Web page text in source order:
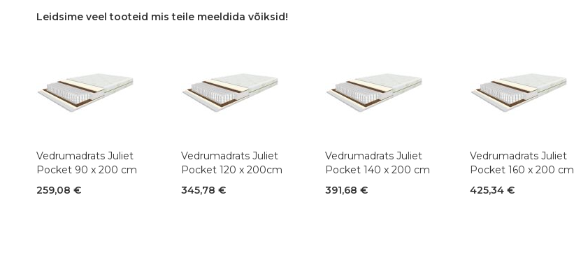
Leidsime veel tooteid mis teile meeldida võiksid!
Vedrumadrats Juliet
Pocket 90 x 200 cm
259,08 €
Vedrumadrats Juliet
Pocket 120 x 200cm
345,78 €
Vedrumadrats Juliet
Pocket 140 x 200 cm
391,68 €
Vedrumadrats Juliet
Pocket 160 x 200 cm
425,34 €